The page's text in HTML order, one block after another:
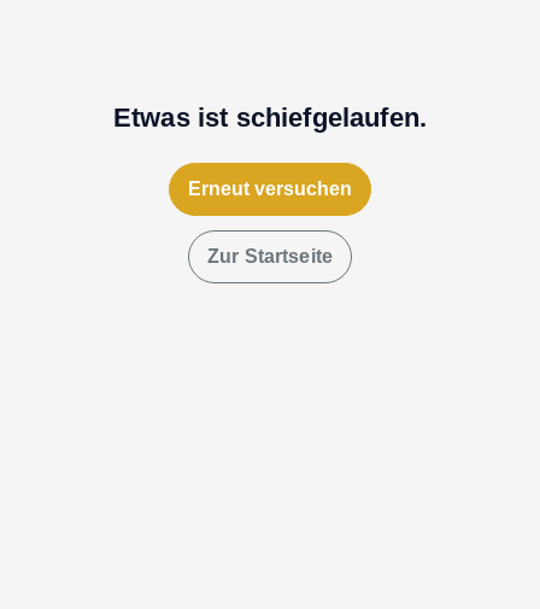
Etwas ist schiefgelaufen.
Erneut versuchen
Zur Startseite